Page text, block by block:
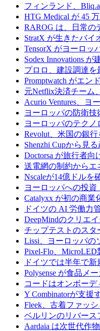
フィンランド、
HTG Medical が 45
RAROG は、日常の
StratX が生きたバイ
TensorX がヨーロッ
Sodex Innovations
プロロ、建設調達を
Promptwatch がエン
元Netflix決済チーム
Acurio Ventures、ヨ
ヨーロッパの防衛
ヨーロッパのテクノ
Revolut、米国の銀
Shenzhi Cupから見
Doctorsa が旅行者
送電網の制約からエ
Nscaleが14億ドルを
ヨーロッパへの投
Catalyxx が初の商業
ドイツの AI 労働力
DeepMindのクリエ
チップテストのスタ
Lissi、ヨーロッパの
Pixel-Flo、
ドイツでは半年で
Polysense が食品メ
コードはオンボー
Y Combinatorが支援
Fleek、古着ファッ
ベルリンのリバース
Aardaia は次世代作